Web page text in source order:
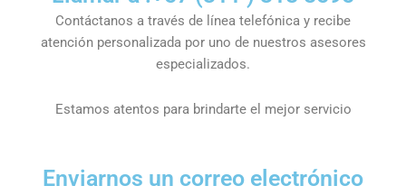
Contáctanos a través de línea telefónica y recibe
atención personalizada por uno de nuestros asesores
especializados.
Estamos atentos para brindarte el mejor servicio
Enviarnos un correo electrónico